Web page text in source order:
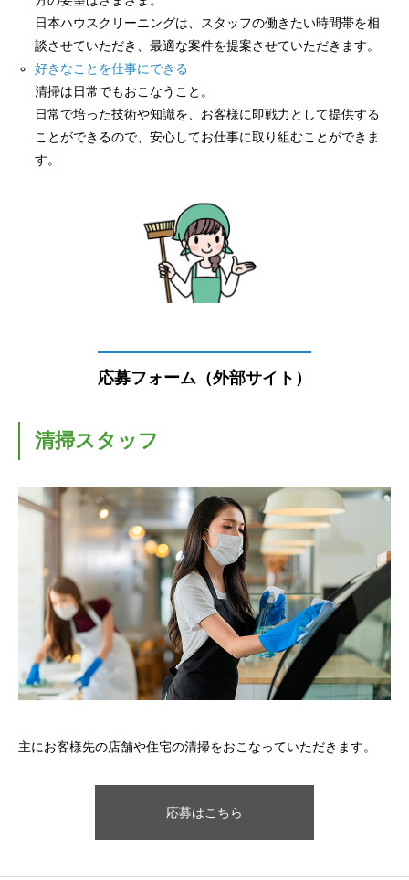
日本ハウスクリーニングは、スタッフの働きたい時間帯を相
談させていただき、最適な案件を提案させていただきます。
好きなことを仕事にできる
清掃は日常でもおこなうこと。
日常で培った技術や知識を、お客様に即戦力として提供する
ことができるので、安心してお仕事に取り組むことができま
す。
応募フォーム（外部サイト）
清掃スタッフ
主にお客様先の店舗や住宅の清掃をおこなっていただきます。
応募はこちら